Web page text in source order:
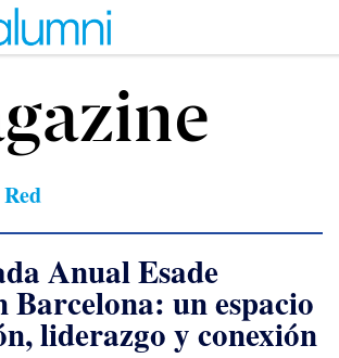
Red
Anual Esade
Barcelona: un espacio
liderazgo y conexión